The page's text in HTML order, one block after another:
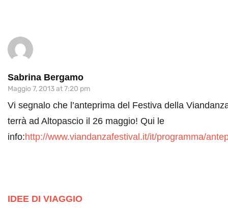
Sabrina Bergamo
Maggio 7, 2013 at 7:20 pm
Vi segnalo che l’anteprima del Festiva della
terrà ad Altopascio il 26 maggio! Qui le
info:http://www.viandanzafestival.it/it/programma/
IDEE DI VIAGGIO